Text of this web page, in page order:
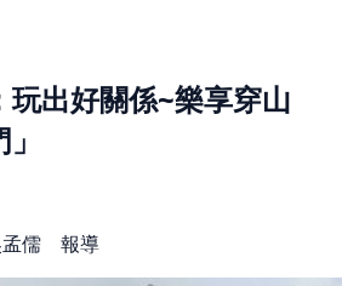
玩出好關係~樂享穿山
孟儒 報導